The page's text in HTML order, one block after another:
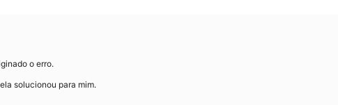
o erro.
solucionou para mim.